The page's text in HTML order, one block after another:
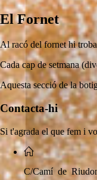
El Fornet
Al racó del fornet hi
Cada cap de setmana
Aquesta secció de la
Contacta-hi
Si t'agrada el que fem i
C/Camí de